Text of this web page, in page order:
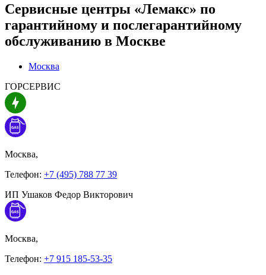
Сервисные центры «Лемакс» по
гарантийному и послегарантийному
обслуживанию в Москве
Москва
ГОРСЕРВИС
Москва,
Телефон: +7 (495) 788 77 39
ИП Ушаков Федор Викторович
Москва,
Телефон: +7 915 185-53-35